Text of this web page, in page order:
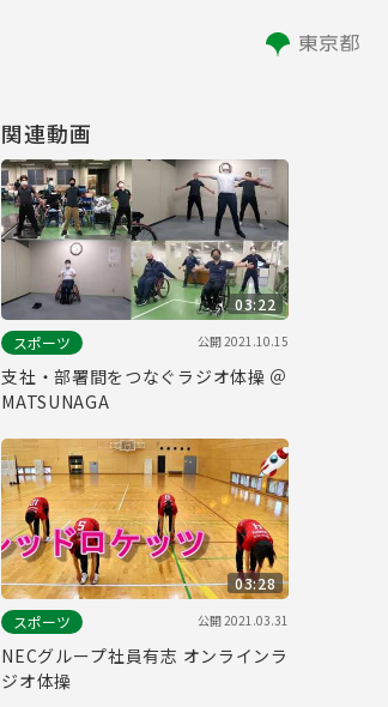
関連動画
03:22
スポーツ
公開2021.10.15
支社・部署間をつなぐラジオ体操 ＠
MATSUNAGA
03:28
スポーツ
公開2021.03.31
NECグループ社員有志 オンラインラ
ジオ体操